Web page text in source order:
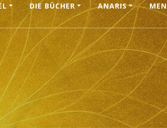
DIE BÜCHER ANARIS